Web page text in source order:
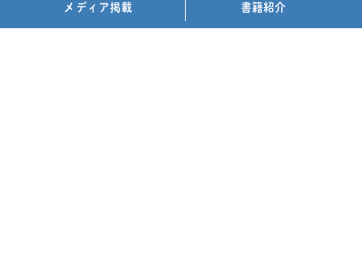
メディア掲載 書籍紹介